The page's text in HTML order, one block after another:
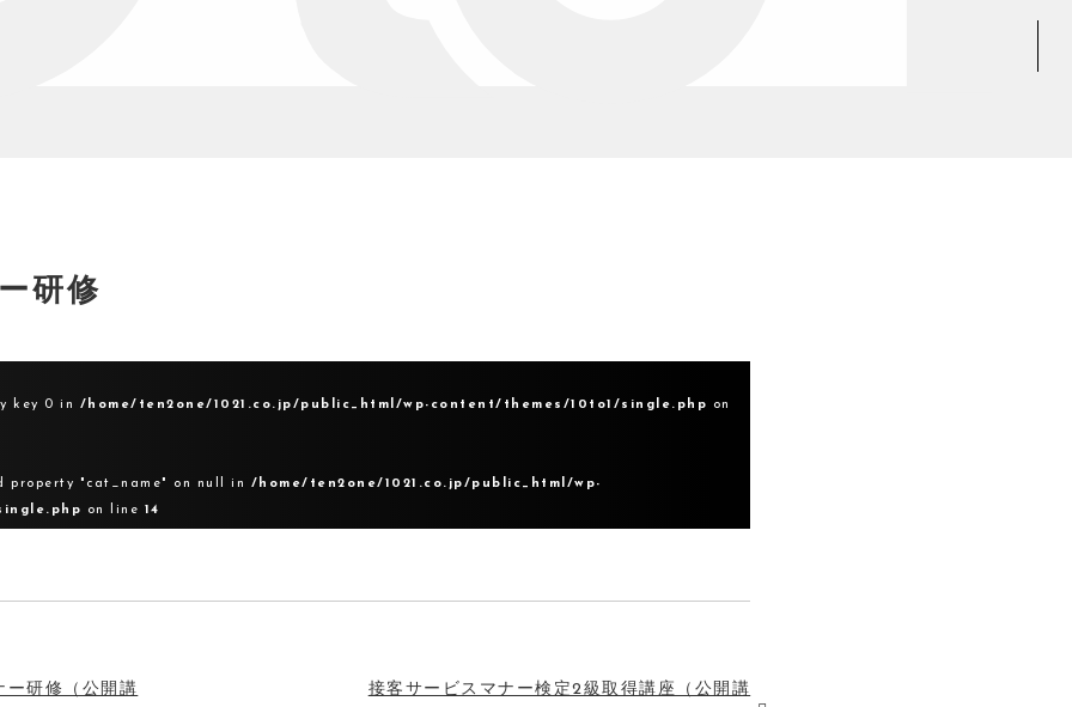
研修
key 0 in /home/ten2one/1021.co.jp/public_html/wp-content/themes/10to1/single.php
on
property "cat_name" on null in /home/ten2one/1021.co.jp/public_html/wp-
on line 14
ー研修（公開講
接客サービスマナー検定2級取得講座（公開講